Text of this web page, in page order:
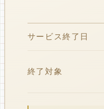
サービス終了日
終了対象